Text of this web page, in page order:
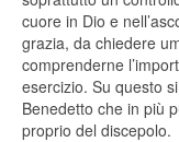
cuore in Dio e
grazia, da chiedere
comprenderne
esercizio. Su questo
Benedetto che in più
proprio del discepolo.